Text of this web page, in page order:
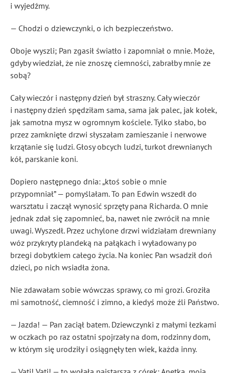
i wyjedźmy.
— Chodzi o dziewczynki, o ich bezpieczeństwo.
Oboje wyszli; Pan zgasił światło i zapomniał o mnie. Może,
gdyby wiedział, że nie znoszę ciemności, zabrałby mnie ze
sobą?
Cały wieczór i następny dzień był straszny. Cały wieczór
i następny dzień spędziłam sama, sama jak palec, jak kołek,
jak samotna mysz w ogromnym kościele. Tylko słabo, bo
przez zamknięte drzwi słyszałam zamieszanie i nerwowe
krzątanie się ludzi. Głosy obcych ludzi, turkot drewnianych
kół, parskanie koni.
Dopiero następnego dnia: „ktoś sobie o mnie
przypomniał” — pomyślałam. To pan Edwin wszedł do
warsztatu i zaczął wynosić sprzęty pana Richarda. O mnie
jednak zdał się zapomnieć, ba, nawet nie zwrócił na mnie
uwagi. Wyszedł. Przez uchylone drzwi widziałam drewniany
wóz przykryty plandeką na pałąkach i wyładowany po
brzegi dobytkiem całego życia. Na koniec Pan wsadził doń
dzieci, po nich wsiadła żona.
Nie zdawałam sobie wówczas sprawy, co mi grozi. Groziła
mi samotność, ciemność i zimno, a kiedyś może źli Państwo.
— Jazda! — Pan zaciął batem. Dziewczynki z małymi łezkami
w oczkach po raz ostatni spojrzały na dom, rodzinny dom,
w którym się urodziły i osiągnęły ten wiek, każda inny.